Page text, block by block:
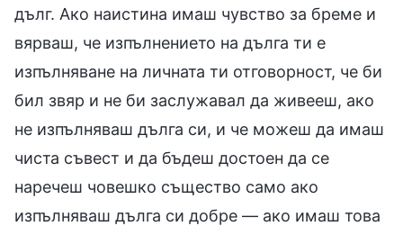
дълг. Ако наистина имаш чувство за бреме и
вярваш, че изпълнението на дълга ти е
изпълняване на личната ти отговорност, че би
бил звяр и не би заслужавал да живееш, ако
не изпълняваш дълга си, и че можеш да имаш
чиста съвест и да бъдеш достоен да се
наречеш човешко същество само ако
изпълняваш дълга си добре — ако имаш това